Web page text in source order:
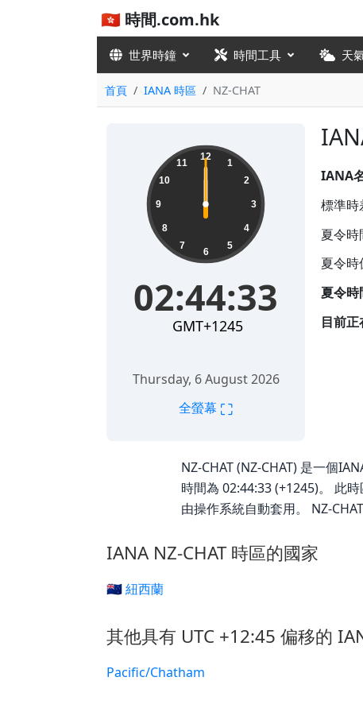
🇭🇰 時間.com.hk
世界時鐘 時間工具 天
首頁 IANA 時區 NZ-CHAT
12
1
2
3
4
5
6
7
8
9
10
11
02:44:33
GMT+1245
Thursday, 6 August 2026
全螢幕 ⛶
IANA
標準時
夏令時
夏令時
夏令時
目前正
NZ-CHAT (NZ-CHAT) 是一個
時間為 02:44:33 (+1245)。 此
由操作系統自動套用。 NZ-
IANA NZ-CHAT 時區的國家
🇳🇿 紐西蘭
其他具有 UTC +12:45 偏移的
Pacific/Chatham